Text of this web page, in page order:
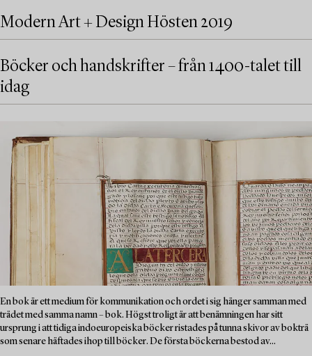
Modern Art + Design Hösten 2019
Böcker och handskrifter – från 1400-talet till
idag
En bok är ett medium för kommunikation och ordet i sig hänger samman med
trädet med samma namn – bok. Högst troligt är att benämningen har sitt
ursprung i att tidiga indoeuropeiska böcker ristades på tunna skivor av bokträ
som senare häftades ihop till böcker. De första böckerna bestod av...